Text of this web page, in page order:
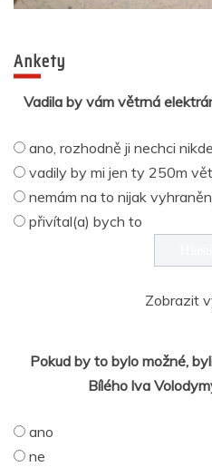
Ankety
Vadila by vám větrná
ano, rozhodně ji nechci
vadily by mi jen ty 250m
nemám na to nijak
přivítal(a) bych to
Zobrazit
Pokud by to bylo možné,
Bílého lva
ano
ne